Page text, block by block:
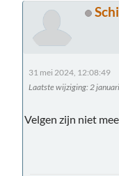
31 mei 2024, 12:08:49
Laatste wijziging: 2
Velgen zijn niet